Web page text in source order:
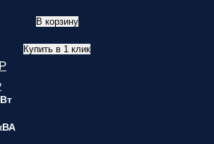
В корзину
Купить в 1 клик